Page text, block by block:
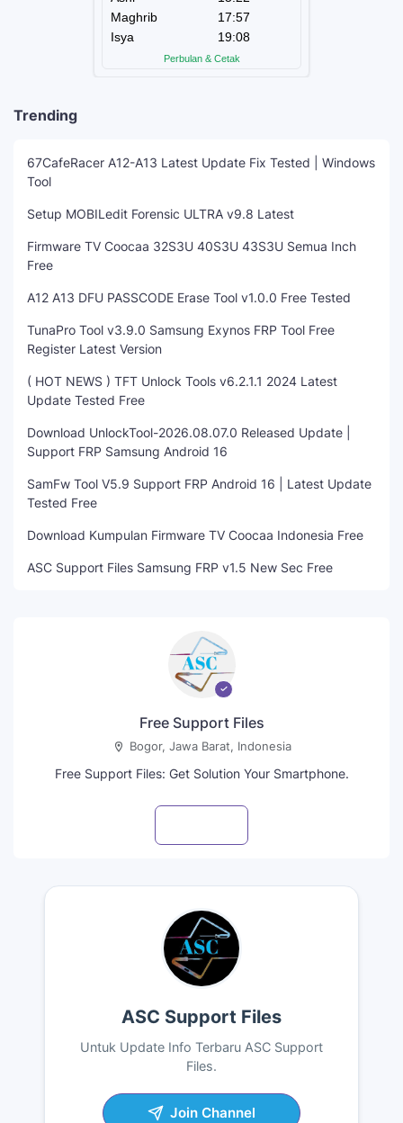
Trending
67CafeRacer A12-A13 Latest Update Fix Tested | Windows
Tool
Setup MOBILedit Forensic ULTRA v9.8 Latest
Firmware TV Coocaa 32S3U 40S3U 43S3U Semua Inch
Free
A12 A13 DFU PASSCODE Erase Tool v1.0.0 Free Tested
TunaPro Tool v3.9.0 Samsung Exynos FRP Tool Free
Register Latest Version
( HOT NEWS ) TFT Unlock Tools v6.2.1.1 2024 Latest
Update Tested Free
Download UnlockTool-2026.08.07.0 Released Update |
Support FRP Samsung Android 16
SamFw Tool V5.9 Support FRP Android 16 | Latest Update
Tested Free
Download Kumpulan Firmware TV Coocaa Indonesia Free
ASC Support Files Samsung FRP v1.5 New Sec Free
Free Support Files
Bogor, Jawa Barat, Indonesia
Free Support Files: Get Solution Your Smartphone.
ASC Support Files
Untuk Update Info Terbaru ASC Support
Files.
Join Channel